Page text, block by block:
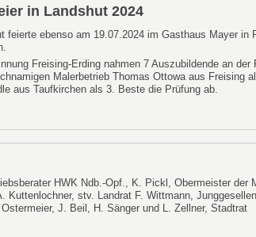
in Landshut 2024
feierte ebenso am 19.07.2024 im Gasthaus Mayer in
Freising-Erding nahmen 7 Auszubildende an
Malerbetrieb Thomas Ottowa aus Freising
aus Taufkirchen als 3. Beste die Prüfung ab.
HWK Ndb.-Opf., K. Pickl, Obermeister der
Kuttenlochner, stv. Landrat F. Wittmann,
J. Beil, H. Sänger und L. Zellner, Stadtrat